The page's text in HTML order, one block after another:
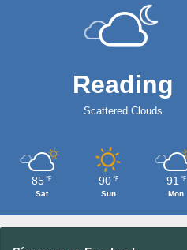
Reading
Scattered Clouds
85 ℉
Sat
90 ℉
Sun
91 ℉
Mon